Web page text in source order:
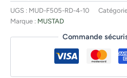
UGS : MUD-F505-RD-4-10
Marque : MUSTAD
Commande